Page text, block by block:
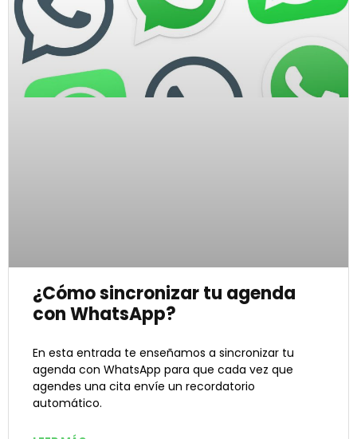
¿Cómo sincronizar tu agenda
con WhatsApp?
En esta entrada te enseñamos a sincronizar tu
agenda con WhatsApp para que cada vez que
agendes una cita envíe un recordatorio
automático.